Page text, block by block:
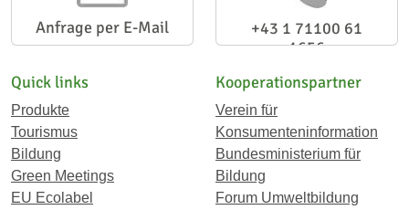
Anfrage per E-Mail
+43 1 71100 61
1656
Quick links
Produkte
Tourismus
Bildung
Green Meetings
EU Ecolabel
Kooperationspartner
Verein für
Konsumenteninformation
Bundesministerium für
Bildung
Forum Umweltbildung